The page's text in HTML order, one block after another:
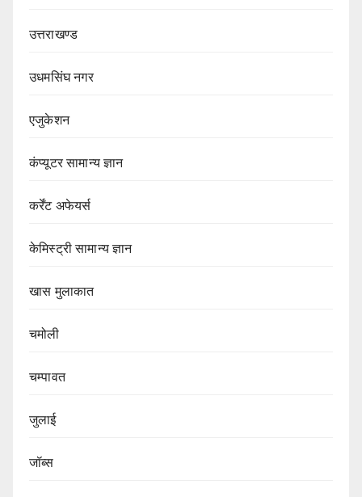
उत्तराखण्ड
उधमसिंघ नगर
एजुकेशन
कंप्यूटर सामान्य ज्ञान
कर्रेंट अफेयर्स
केमिस्ट्री सामान्य ज्ञान
खास मुलाकात
चमोली
चम्पावत
जुलाई
जॉब्स